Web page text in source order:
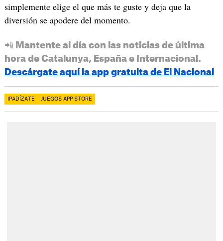
simplemente elige el que más te guste y deja que la
diversión se apodere del momento.
📲 Mantente al día con las noticias de última
hora de Catalunya, España e Internacional.
Descárgate aquí la app gratuita de El Nacional
IPADÍZATE JUEGOS APP STORE